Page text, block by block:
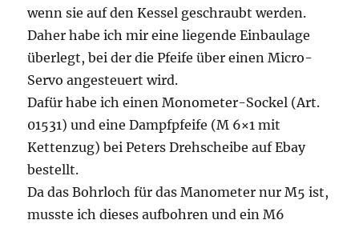
wenn sie auf den Kessel geschraubt werden.
Daher habe ich mir eine liegende Einbaulage
überlegt, bei der die Pfeife über einen Micro-
Servo angesteuert wird.
Dafür habe ich einen Monometer-Sockel (Art.
01531) und eine Dampfpfeife (M 6×1 mit
Kettenzug) bei Peters Drehscheibe auf Ebay
bestellt.
Da das Bohrloch für das Manometer nur M5 ist,
musste ich dieses aufbohren und ein M6